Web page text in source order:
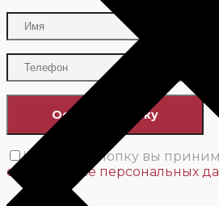
Нажимая кнопку вы
об обработке персональных